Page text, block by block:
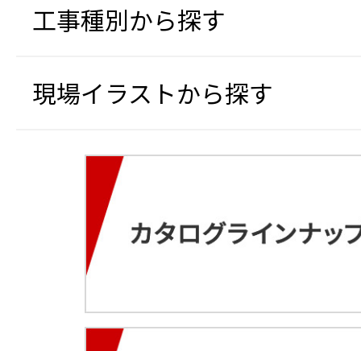
工事種別から探す
現場イラストから探す